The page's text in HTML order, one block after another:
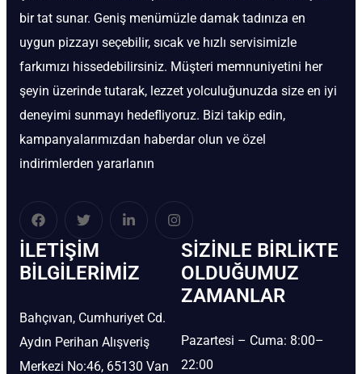
bir tat sunar. Geniş menümüzle damak tadınıza en
uygun pizzayı seçebilir, sıcak ve hızlı servisimizle
farkımızı hissedebilirsiniz. Müşteri memnuniyetini her
şeyin üzerinde tutarak, lezzet yolculuğunuzda size en iyi
deneyimi sunmayı hedefliyoruz. Bizi takip edin,
kampanyalarımızdan haberdar olun ve özel
indirimlerden yararlanın
İLETIŞIM
BİLGILERIMIZ
Bahçıvan, Cumhuriyet Cd.
Aydın Perihan Alışveriş
Merkezi No:46, 65130 Van
SIZINLE BIRLIKTE
OLDUĞUMUZ
ZAMANLAR
Pazartesi – Cuma: 8:00–
22:00